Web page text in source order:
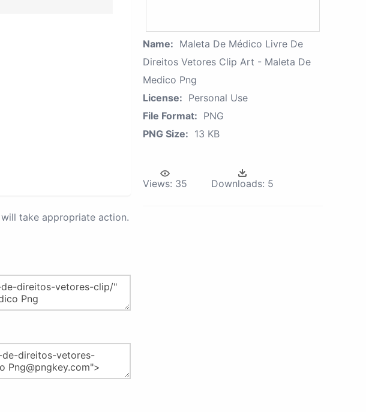
take appropriate action.
Name: Maleta De Médico Livre De
Direitos Vetores Clip Art - Maleta De
Medico Png
License: Personal Use
File Format: PNG
PNG Size: 13 KB
Views: 35 Downloads: 5